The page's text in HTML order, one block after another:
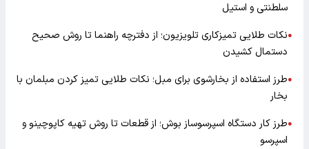
سلطنتی و استیل
●نکات طلایی تمیزکاری تلویزیون؛ از دفترچه راهنما تا روش صحیح
دستمال کشیدن
●طرز استفاده از بخارشوی برای مبل؛ نکات طلایی تمیز کردن مبلمان با
بخار
●طرز کار دستگاه اسپرسوساز بوش؛ از قطعات تا روش تهیه کاپوچینو و
اسپرسو